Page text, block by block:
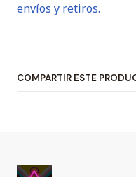
envíos y retiros.
COMPARTIR ESTE